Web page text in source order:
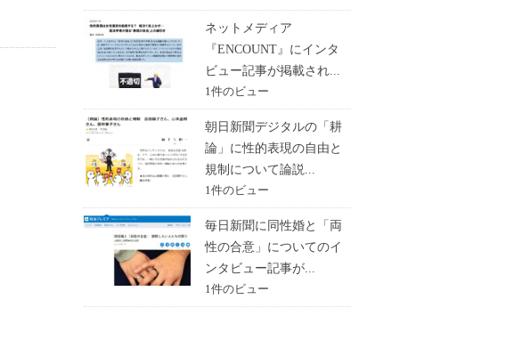
ネットメディア
『ENCOUNT』にインタ
ビュー記事が掲載され...
1件のビュー
朝日新聞デジタルの「耕
論」に性的表現の自由と
規制について論説...
1件のビュー
毎日新聞に同性婚と「両
性の合意」についてのイ
ンタビュー記事が...
1件のビュー